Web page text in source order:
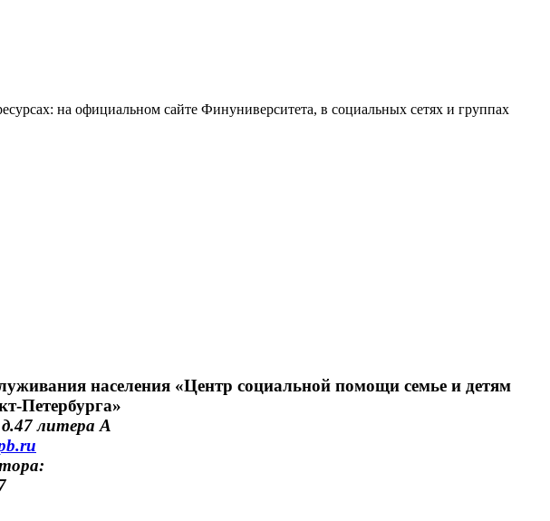
на официальном сайте Финуниверситета, в социальных сетях и группах
населения «Центр социальной помощи семье и детям
Петербурга»
литера А